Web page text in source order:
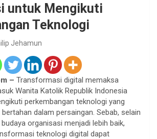
untuk Mengikuti
Teknologi
Jehamun
– Transformasi digital memaksa
Wanita Katolik Republik Indonesia
perkembangan teknologi yang
dalam persaingan. Sebab, selain
organisasi menjadi lebih baik,
teknologi digital dapat